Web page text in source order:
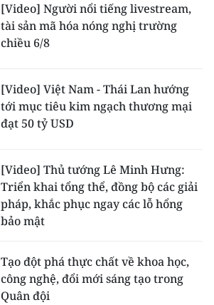
[Video] Người nổi tiếng livestream,
tài sản mã hóa nóng nghị trường
chiều 6/8
[Video] Việt Nam - Thái Lan hướng
tới mục tiêu kim ngạch thương mại
đạt 50 tỷ USD
[Video] Thủ tướng Lê Minh Hưng:
Triển khai tổng thể, đồng bộ các giải
pháp, khắc phục ngay các lỗ hổng
bảo mật
Tạo đột phá thực chất về khoa học,
công nghệ, đổi mới sáng tạo trong
Quân đội